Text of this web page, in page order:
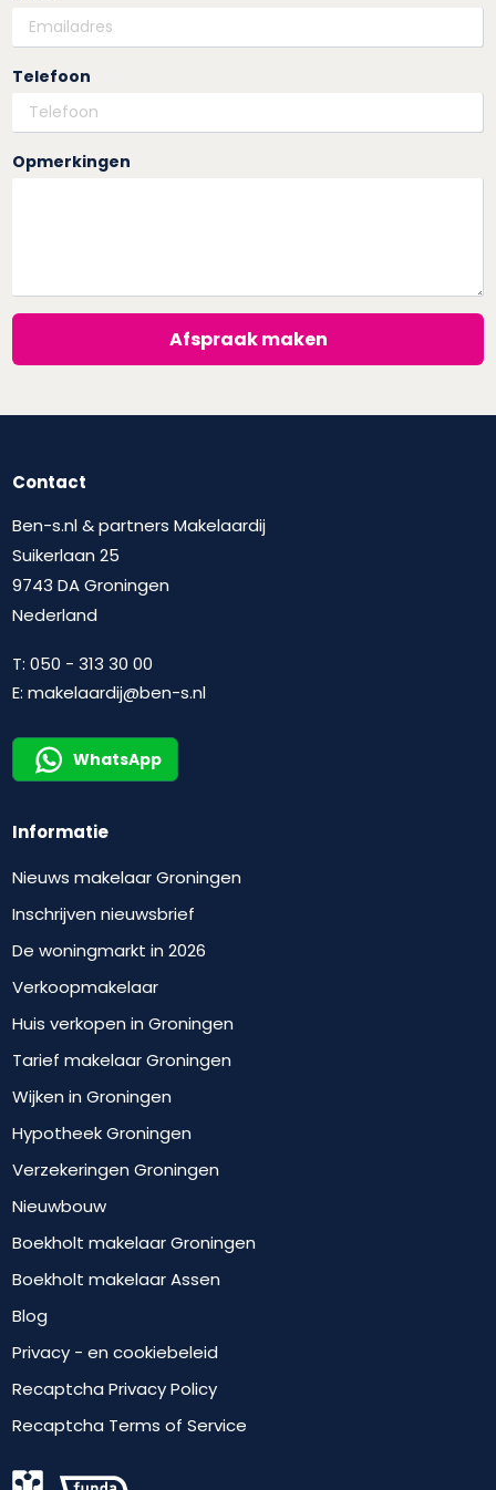
Telefoon
Opmerkingen
Afspraak maken
Contact
Ben-s.nl & partners Makelaardij
Suikerlaan 25
9743 DA Groningen
Nederland
T:050 - 313 30 00
E:makelaardij@ben-s.nl
WhatsApp
Informatie
Nieuws makelaar Groningen
Inschrijven nieuwsbrief
De woningmarkt in 2026
Verkoopmakelaar
Huis verkopen in Groningen
Tarief makelaar Groningen
Wijken in Groningen
Hypotheek Groningen
Verzekeringen Groningen
Nieuwbouw
Boekholt makelaar Groningen
Boekholt makelaar Assen
Blog
Privacy - en cookiebeleid
Recaptcha Privacy Policy
Recaptcha Terms of Service